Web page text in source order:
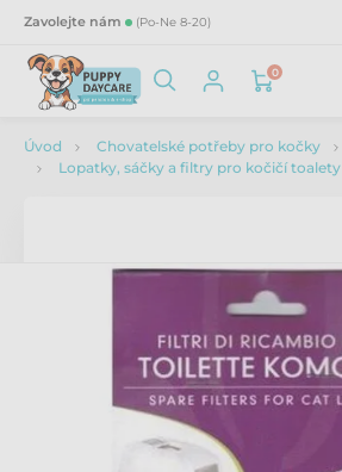
Zavolejte nám (Po-Ne 8-20)
0
Úvod Chovatelské potřeby pro kočky
Lopatky, sáčky a filtry pro kočičí toalety